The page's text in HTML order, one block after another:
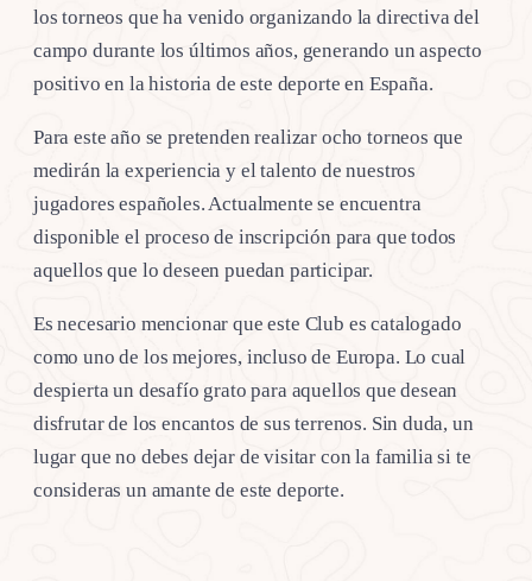
los torneos que ha venido organizando la directiva del
campo durante los últimos años, generando un aspecto
positivo en la historia de este deporte en España.
Para este año se pretenden realizar ocho torneos que
medirán la experiencia y el talento de nuestros
jugadores españoles. Actualmente se encuentra
disponible el proceso de inscripción para que todos
aquellos que lo deseen puedan participar.
Es necesario mencionar que este Club es catalogado
como uno de los mejores, incluso de Europa. Lo cual
despierta un desafío grato para aquellos que desean
disfrutar de los encantos de sus terrenos. Sin duda, un
lugar que no debes dejar de visitar con la familia si te
consideras un amante de este deporte.